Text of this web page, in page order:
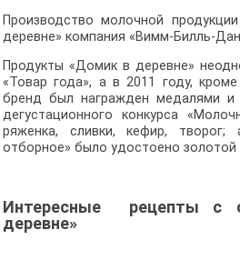
Производство молочной
деревне» компания «Вимм-Билль-
Продукты «Домик в деревне»
«Товар года», а в 2011 году,
бренд был награжден медалями и
дегустационного конкурса
ряженка, сливки, кефир, творог;
отборное» было удостоено золотой
Интересные рецепты с
деревне»